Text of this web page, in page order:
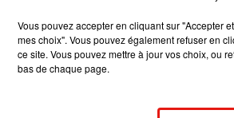
poignardée chez elle mercredi
pour « meurtre sur ascendant ». Il est
faits qui lui sont reprochés pour le
Vous pouvez accepter en cliquant sur "Accepter
mes choix". Vous pouvez également refuser en
ce site. Vous pouvez mettre à jour vos choix, ou
bas de chaque page.